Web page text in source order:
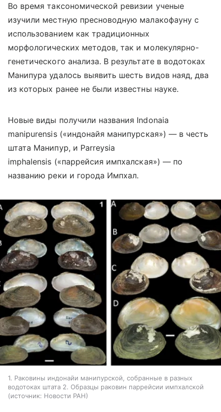
Во время таксономической ревизии ученые
изучили местную пресноводную малакофауну с
использованием как традиционных
морфологических методов, так и молекулярно-
генетического анализа. В результате в водотоках
Манипура удалось выявить шесть видов наяд, два
из которых ранее не были известны науке.
Новые виды получили названия Indonaia
manipurensis («индонайя манипурская») — в честь
штата Манипур, и Parreysia
imphalensis («паррейсия импхалская») — по
названию реки и города Импхал.
1. Раковины индонайи манипурской, собранные в разных
водотоках штата 2. Образцы раковин паррейсии импхалской
источник: Новости РАН